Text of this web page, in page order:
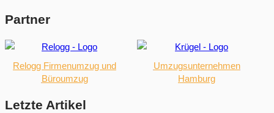
Partner
Relogg Firmenumzug und
Büroumzug
Umzugsunternehmen
Hamburg
Letzte Artikel